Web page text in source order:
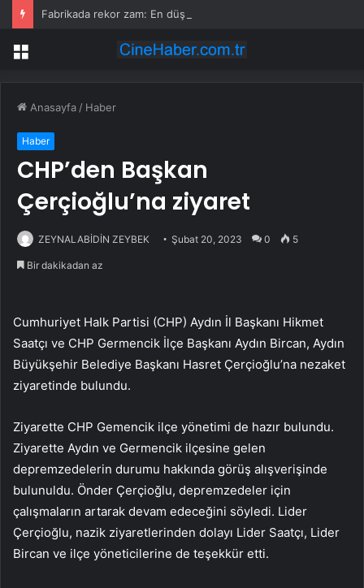
Menü
Anasayfa / Haber
Haber
CHP’den Başkan
Çerçioğlu’na ziyaret
ZEYNALABİDİN ZEYBEK Şubat 20, 2023 0 5
Bir dakikadan az
Cumhuriyet Halk Partisi (CHP) Aydın İl Başkanı Hikmet
Saatçı ve CHP Germencik İlçe Başkanı Aydın Bircan, Aydın
Büyükşehir Belediye Başkanı Hasret Çerçioğlu’na nezaket
ziyaretinde bulundu.
Ziyarette CHP Gemencik ilçe yönetimi de hazır bulundu.
Ziyarette Aydın ve Germencik ilçesine gelen
depremzedelerin durumu hakkında görüş alışverişinde
bulunuldu. Önder Çerçioğlu, depremzedeler için
çalışmaların artarak devam edeceğini söyledi. Lider
Çerçioğlu, nazik ziyaretlerinden dolayı Lider Saatçı, Lider
Bircan ve ilçe yöneticilerine de teşekkür etti.